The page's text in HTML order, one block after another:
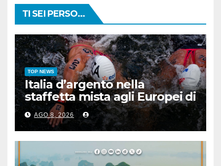
TI SEI PERSO...
TOP NEWS
Italia d’argento nella
staffetta mista agli Europei di
nuoto di fondo
AGO 8, 2026